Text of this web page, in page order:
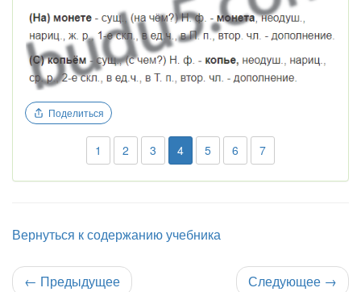
Поделиться
1 2 3 4 5 6 7
Вернуться к содержанию учебника
← Предыдущее Следующее →